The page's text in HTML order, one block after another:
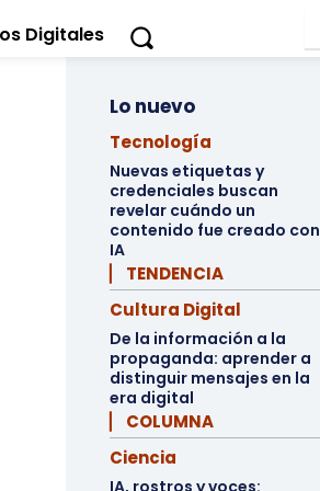
Digitales
Lo nuevo
Tecnología
Nuevas etiquetas y
credenciales buscan
revelar cuándo un
contenido fue creado con
IA
▏ TENDENCIA
Cultura Digital
De la información a la
propaganda: aprender a
distinguir mensajes en la
era digital
▏ COLUMNA
Ciencia
IA, rostros y voces: